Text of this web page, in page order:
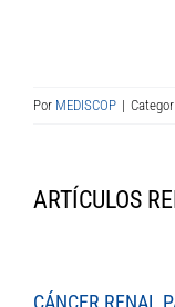
Por MEDISCOP |
ARTÍCULOS
CÁNCER RENAL